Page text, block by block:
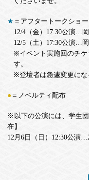
★ ＝アフタートークショー
12/4（金）17:30公演…
12/5（土）17:30公演…
※イベント実施回のチケ
す。
※登壇者は急遽変更にな
● ＝ノベルティ配布
※以下の公演には、学生
在】
12月6日（日）12:30公演